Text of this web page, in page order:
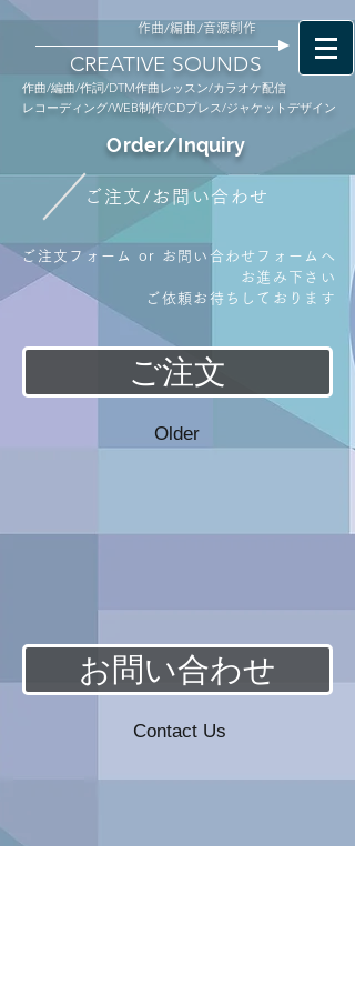
CREATIVE SOUNDS
作曲/編曲/音源制作
作曲/編曲/作詞/DTM作曲レッスン/カラオケ配信
レコーディング/WEB制作/CDプレス/ジャケットデザイン
Order/Inquiry
ご注文/お問い合わせ
ご注文フォーム or お問い合わせフォームへ
お進み下さい
ご依頼お待ちしております
ご注文
Older
お問い合わせ
Contact Us